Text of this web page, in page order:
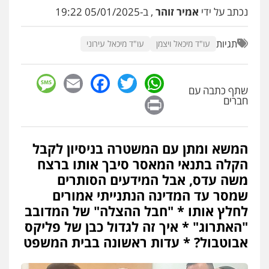
פשיעה חמורה אמצעי לחימה
אלימות עורכי דין לענייני אסירים
משפט פלילי פשיעה חמורה צווארון לבן
525043999
פלילי פשיעה חמורה סמים והימורים
מעצרים וחקירות
0526555488
עורך דין תמיר אלטיט
פלילי תעבורה
0545577862
נכתב על ידי אמיר זוהר , ב-05/01/2025 19:22
תגיות עו"ד מיכאל ויצמן עו"ד מיכאל עירוני
שתף כתבה עם
חברים
WhatsApp
Twitter
Facebook
Email
המשא ומתן עם המשטרה בניסיון לקבל
הקלה בתנאי המאסר סיבך אותו ברצח
משה עדס, אבל המידעים הסותרים
שמסר עד המדינה הנתנייתי אמורים
לחלץ אותו * "חבל ההצלה" של המדובב
"האתרוג" * איך זה לגדול כבן של פליקס
אבוטבול? * עדות ראשונה בבית המשפט